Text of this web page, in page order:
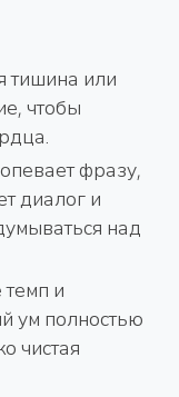
тишина или
чтобы
фразу,
диалог и
над
и
ум полностью
чистая